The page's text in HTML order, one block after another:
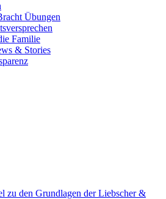
Übungen
Familie
& Stories
zu den Grundlagen der Liebscher &